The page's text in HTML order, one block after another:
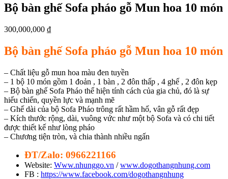
Bộ bàn ghế Sofa pháo gỗ Mun hoa 10 món
300,000,000 ₫
Bộ bàn ghế Sofa pháo gỗ Mun hoa 10 món
– Chất liệu gỗ mun hoa màu đen tuyền
– 1 bộ 10 món gồm 1 đoản , 1 bàn , 2 đôn thấp , 4 ghế , 2 đôn kẹp
– Bộ bàn ghế Sofa Pháo thể hiện tính cách của gia chủ, đó là sự
hiếu chiến, quyền lực và mạnh mẽ
– Ghế dài của bộ Sofa Pháo trông rất hầm hố, vân gỗ rất đẹp
– Kích thước rộng, dài, vuông vức như một bộ Sofa và có chi tiết
được thiết kế như lòng pháo
– Chương tiện tròn, và chia thành nhiều ngấn
ĐT/Zalo: 0966221166
Website: Www.nhunggo.vn /www.dogothangnhung.com
FB : https://www.facebook.com/dogothangnhung